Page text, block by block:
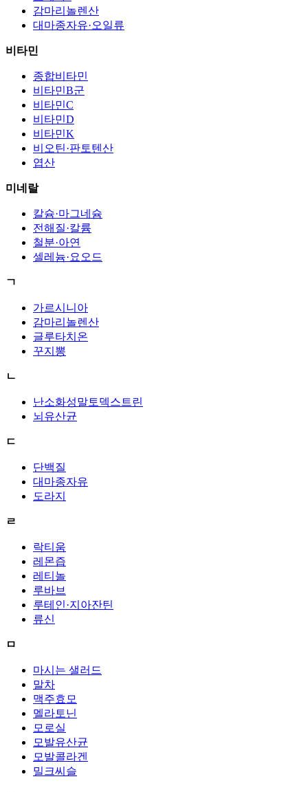
감마리놀렌산
대마종자유·오일류
비타민
종합비타민
비타민B군
비타민C
비타민D
비타민K
비오틴·판토텐산
엽산
미네랄
칼슘·마그네슘
전해질·칼륨
철분·아연
셀레늄·요오드
ㄱ
가르시니아
감마리놀렌산
글루타치온
꾸지뽕
ㄴ
난소화성말토덱스트린
뇌유산균
ㄷ
단백질
대마종자유
도라지
ㄹ
락티움
레몬즙
레티놀
루바브
루테인·지아잔틴
류신
ㅁ
마시는 샐러드
말차
맥주효모
멜라토닌
모로실
모발유산균
모발콜라겐
밀크씨슬